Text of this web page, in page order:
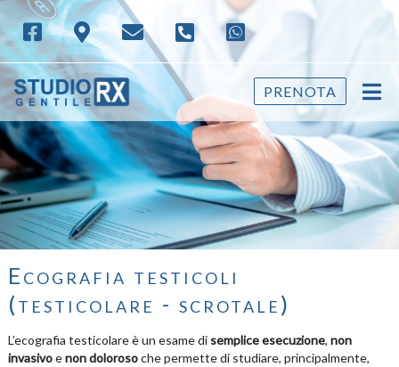
PRENOTA
Ecografia testicoli
(testicolare - scrotale)
L’ecografia testicolare è un esame di semplice esecuzione, non
invasivoenon dolorosoche permette di studiare, principalmente,